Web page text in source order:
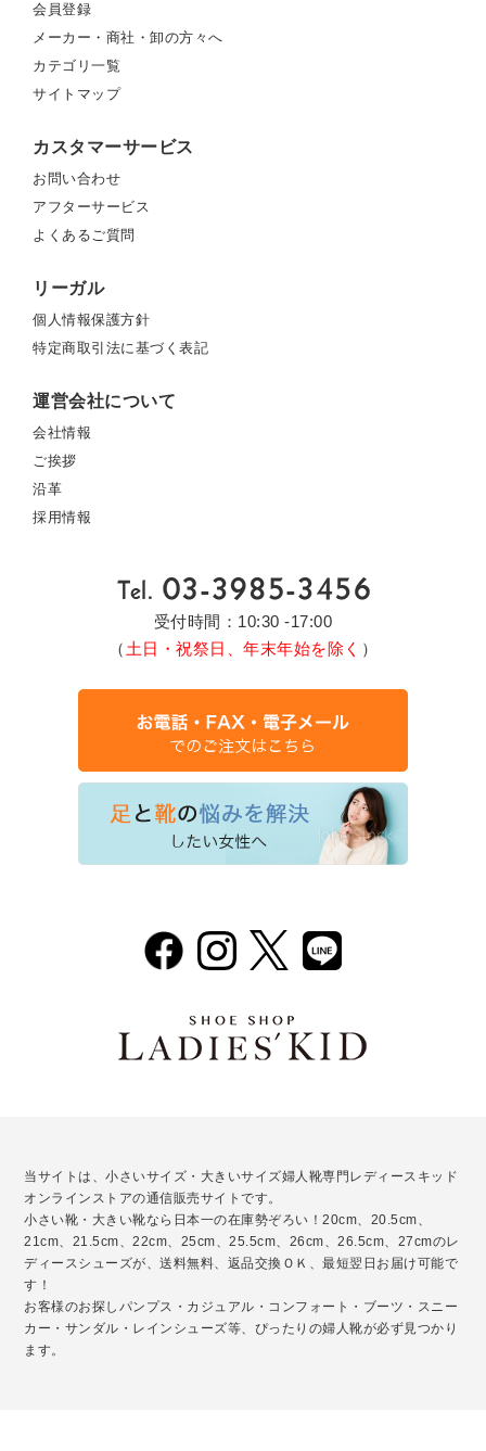
会員登録
メーカー・商社・卸の方々へ
カテゴリ一覧
サイトマップ
カスタマーサービス
お問い合わせ
アフターサービス
よくあるご質問
リーガル
個人情報保護方針
特定商取引法に基づく表記
運営会社について
会社情報
ご挨拶
沿革
採用情報
受付時間：10:30 -17:00
（ 土日・祝祭日、年末年始を除く ）
当サイトは、小さいサイズ・大きいサイズ婦人靴専門レディースキッド
オンラインストアの通信販売サイトです。
小さい靴・大きい靴なら日本一の在庫勢ぞろい！20cm、20.5cm、
21cm、21.5cm、22cm、25cm、25.5cm、26cm、26.5cm、27cmのレ
ディースシューズが、送料無料、返品交換ＯＫ、最短翌日お届け可能で
す！
お客様のお探しパンプス・カジュアル・コンフォート・ブーツ・スニー
カー・サンダル・レインシューズ等、ぴったりの婦人靴が必ず見つかり
ます。